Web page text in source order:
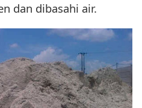
dan dibasahi air.